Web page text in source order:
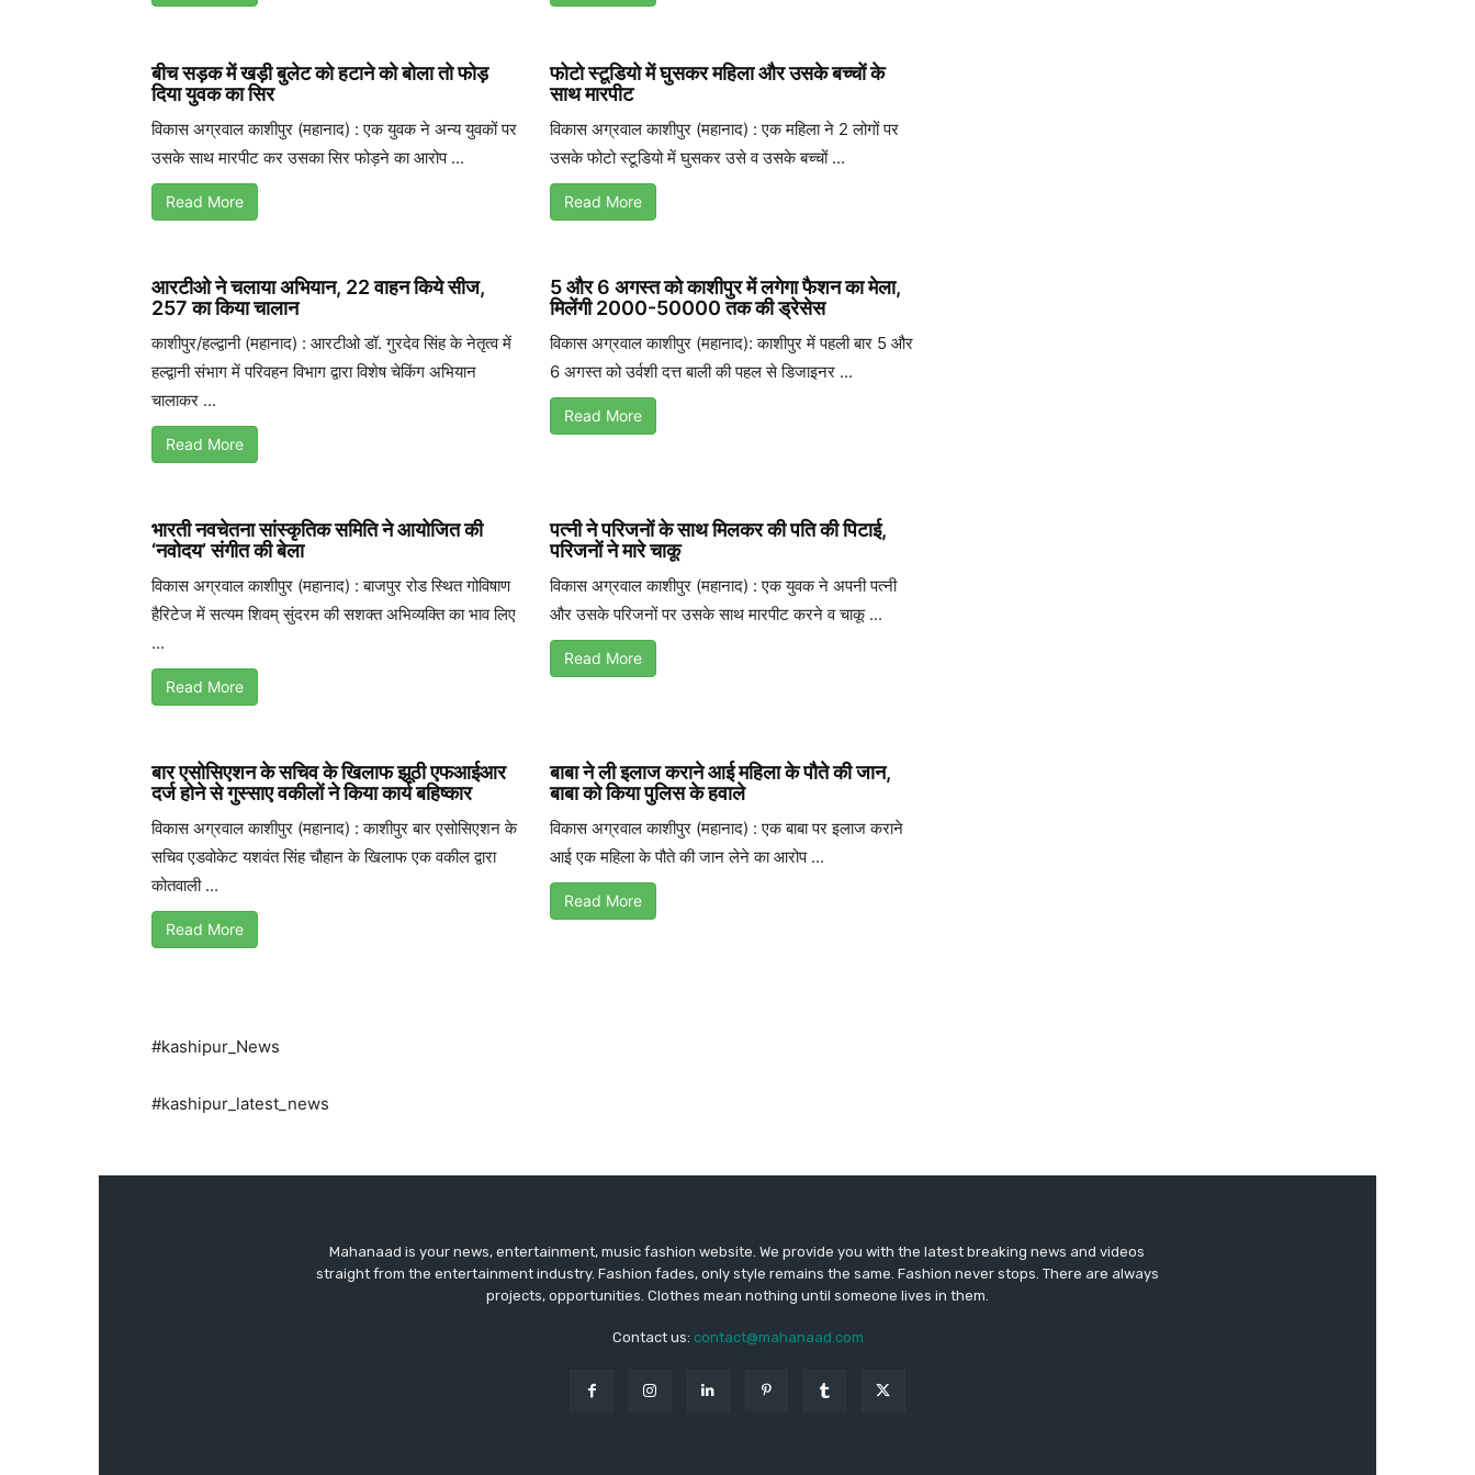
बीच सड़क में खड़ी बुलेट को हटाने को बोला तो फोड़
दिया युवक का सिर
विकास अग्रवाल काशीपुर (महानाद) : एक युवक ने अन्य युवकों पर
उसके साथ मारपीट कर उसका सिर फोड़ने का आरोप ...
Read More
फोटो स्टूडियो में घुसकर महिला और उसके बच्चों के
साथ मारपीट
विकास अग्रवाल काशीपुर (महानाद) : एक महिला ने 2 लोगों पर
उसके फोटो स्टूडियो में घुसकर उसे व उसके बच्चों ...
Read More
आरटीओ ने चलाया अभियान, 22 वाहन किये सीज,
257 का किया चालान
काशीपुर/हल्द्वानी (महानाद) : आरटीओ डॉ. गुरदेव सिंह के नेतृत्व में
हल्द्वानी संभाग में परिवहन विभाग द्वारा विशेष चेकिंग अभियान
चालाकर ...
Read More
5 और 6 अगस्त को काशीपुर में लगेगा फैशन का मेला,
मिलेंगी 2000-50000 तक की ड्रेसेस
विकास अग्रवाल काशीपुर (महानाद): काशीपुर में पहली बार 5 और
6 अगस्त को उर्वशी दत्त बाली की पहल से डिजाइनर ...
Read More
भारती नवचेतना सांस्कृतिक समिति ने आयोजित की
‘नवोदय’ संगीत की बेला
विकास अग्रवाल काशीपुर (महानाद) : बाजपुर रोड स्थित गोविषाण
हैरिटेज में सत्यम शिवम् सुंदरम की सशक्त अभिव्यक्ति का भाव लिए
...
Read More
पत्नी ने परिजनों के साथ मिलकर की पति की पिटाई,
परिजनों ने मारे चाकू
विकास अग्रवाल काशीपुर (महानाद) : एक युवक ने अपनी पत्नी
और उसके परिजनों पर उसके साथ मारपीट करने व चाकू ...
Read More
बार एसोसिएशन के सचिव के खिलाफ झूठी एफआईआर
दर्ज होने से गुस्साए वकीलों ने किया कार्य बहिष्कार
विकास अग्रवाल काशीपुर (महानाद) : काशीपुर बार एसोसिएशन के
सचिव एडवोकेट यशवंत सिंह चौहान के खिलाफ एक वकील द्वारा
कोतवाली ...
Read More
बाबा ने ली इलाज कराने आई महिला के पौते की जान,
बाबा को किया पुलिस के हवाले
विकास अग्रवाल काशीपुर (महानाद) : एक बाबा पर इलाज कराने
आई एक महिला के पौते की जान लेने का आरोप ...
Read More
#kashipur_News
#kashipur_latest_news
Mahanaad is your news, entertainment, music fashion website. We provide you with the latest breaking news and videos
straight from the entertainment industry. Fashion fades, only style remains the same. Fashion never stops. There are always
projects, opportunities. Clothes mean nothing until someone lives in them.
Contact us: contact@mahanaad.com